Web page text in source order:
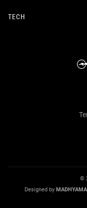
TECH
©
Designed by